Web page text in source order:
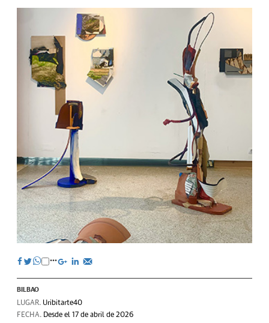
BILBAO
LUGAR. Uribitarte40
FECHA. Desde el 17 de abril de 2026